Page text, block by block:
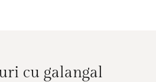
cu galangal